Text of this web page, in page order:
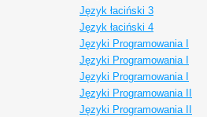
Język łaciński 3
Język łaciński 4
Języki Programowania I
Języki Programowania I
Języki Programowania I
Języki Programowania II
Języki Programowania II